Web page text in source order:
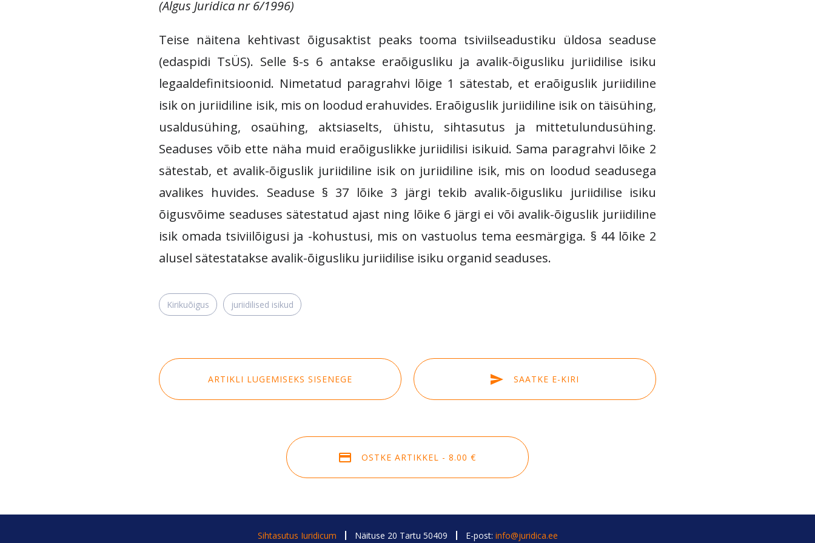
(Algus Juridica nr 6/1996)
Teise näitena kehtivast õigusaktist peaks tooma tsiviilseadustiku üldosa seaduse
(edaspidi TsÜS). Selle §-s 6 antakse eraõigusliku ja avalik-õigusliku juriidilise isiku
legaaldefinitsioonid. Nimetatud paragrahvi lõige 1 sätestab, et eraõiguslik juriidiline
isik on juriidiline isik, mis on loodud erahuvides. Eraõiguslik juriidiline isik on täisühing,
usaldusühing, osaühing, aktsiaselts, ühistu, sihtasutus ja mittetulundusühing.
Seaduses võib ette näha muid eraõiguslikke juriidilisi isikuid. Sama paragrahvi lõike 2
sätestab, et avalik-õiguslik juriidiline isik on juriidiline isik, mis on loodud seadusega
avalikes huvides. Seaduse § 37 lõike 3 järgi tekib avalik-õigusliku juriidilise isiku
õigusvõime seaduses sätestatud ajast ning lõike 6 järgi ei või avalik-õiguslik juriidiline
isik omada tsiviilõigusi ja -kohustusi, mis on vastuolus tema eesmärgiga. § 44 lõike 2
alusel sätestatakse avalik-õigusliku juriidilise isiku organid seaduses.
Kirikuõigus juriidilised isikud
ARTIKLI LUGEMISEKS SISENEGE SAATKE E-KIRI
OSTKE ARTIKKEL - 8.00 €
Kui teil ei ole kasutajakontot, siis
registreerugesiin
Unustasite parooli? Tellige uus
Sihtasutus Iuridicum Näituse 20 Tartu 50409 E-post: info@juridica.ee